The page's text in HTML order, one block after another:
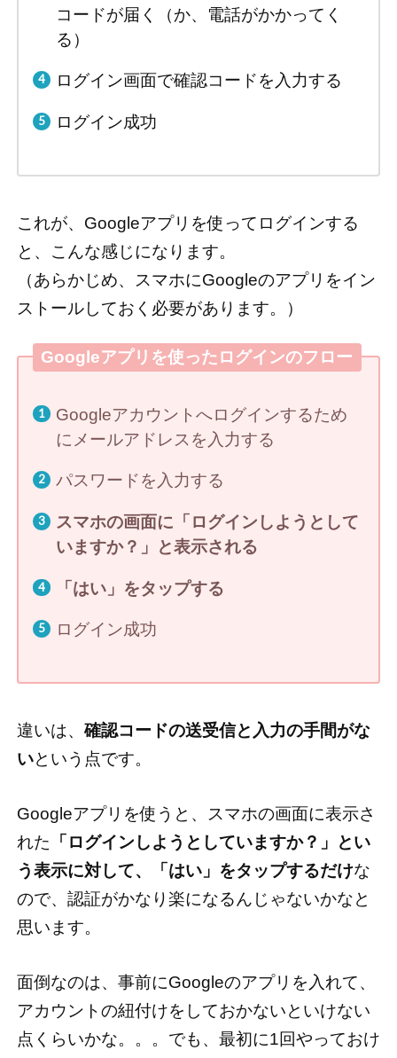
コードが届く（か、電話がかかってく
る）
ログイン画面で確認コードを入力する
ログイン成功
これが、Googleアプリを使ってログインする
と、こんな感じになります。
（あらかじめ、スマホにGoogleのアプリをイン
ストールしておく必要があります。）
Googleアプリを使ったログインのフロー
Googleアカウントへログインするため
にメールアドレスを入力する
パスワードを入力する
スマホの画面に「ログインしようとして
いますか？」と表示される
「はい」をタップする
ログイン成功
違いは、確認コードの送受信と入力の手間がな
いという点です。
Googleアプリを使うと、スマホの画面に表示さ
れた 「ログインしようとしていますか？」とい
う表示に対して、「はい」をタップするだけな
ので、認証がかなり楽になるんじゃないかなと
思います。
面倒なのは、事前にGoogleのアプリを入れて、
アカウントの紐付けをしておかないといけない
点くらいかな。。。でも、最初に1回やっておけ